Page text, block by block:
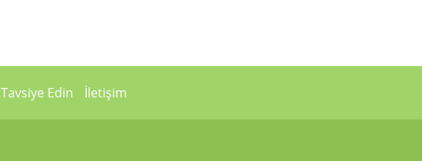
Tavsiye Edin İletişim